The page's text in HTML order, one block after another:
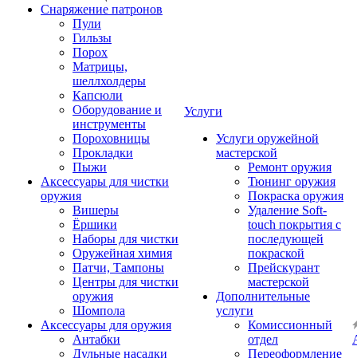
Снаряжение патронов
Пули
Гильзы
Порох
Матрицы,
шеллхолдеры
Капсюли
Оборудование и
инструменты
Пороховницы
Прокладки
Пыжи
Аксессуары для чистки
оружия
Вишеры
Ёршики
Наборы для чистки
Оружейная химия
Патчи, Тампоны
Центры для чистки
оружия
Шомпола
Аксессуары для оружия
Антабки
Дульные насадки
Услуги
Услуги оружейной
мастерской
Ремонт оружия
Тюнинг оружия
Покраска оружия
Удаление Soft-
touch покрытия с
последующей
покраской
Прейскурант
мастерской
Дополнительные
услуги
Комиссионный
отдел
Переоформление